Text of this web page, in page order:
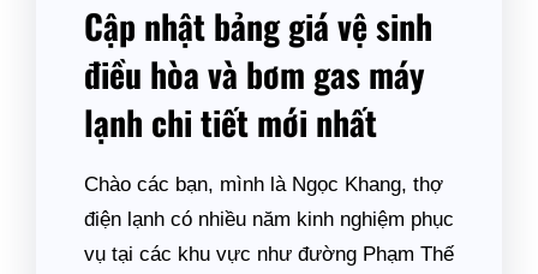
Cập nhật bảng giá vệ sinh
điều hòa và bơm gas máy
lạnh chi tiết mới nhất
Chào các bạn, mình là Ngọc Khang, thợ
điện lạnh có nhiều năm kinh nghiệm phục
vụ tại các khu vực như đường Phạm Thế